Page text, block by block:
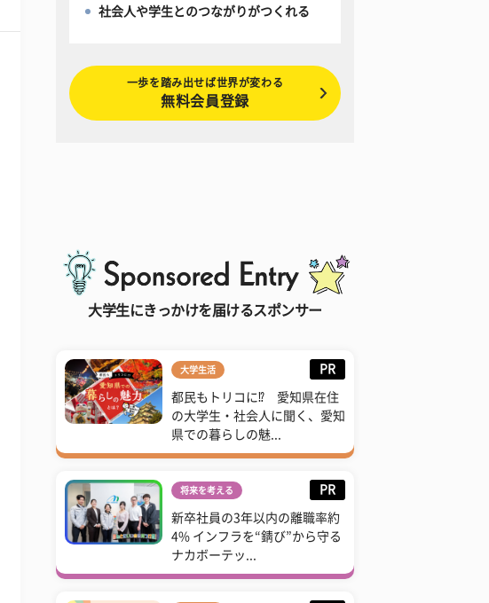
社会人や学生とのつながりがつくれる
一歩を踏み出せば世界が変わる
無料会員登録
大学生にきっかけを届けるスポンサー
大学生活 PR
都民もトリコに⁉ 愛知県在住
の大学生・社会人に聞く、愛知
県での暮らしの魅...
将来を考える PR
新卒社員の3年以内の離職率約
4% インフラを“錆び”から守る
ナカボーテッ...